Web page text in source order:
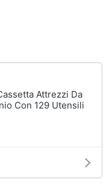
Attrezzi Da
Con 129 Utensili